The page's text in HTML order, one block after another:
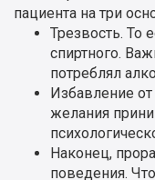
пациента на три
Трезвость. То
спиртного.
потреблял
Избавление
желания
Наконец,
поведения.